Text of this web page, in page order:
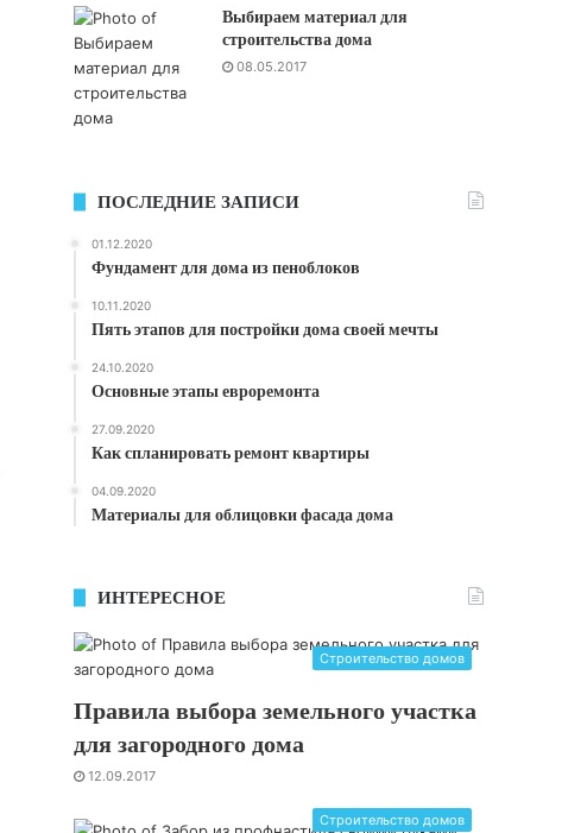
Выбираем материал для
строительства дома
08.05.2017
ПОСЛЕДНИЕ ЗАПИСИ
01.12.2020
Фундамент для дома из пеноблоков
10.11.2020
Пять этапов для постройки дома своей мечты
24.10.2020
Основные этапы евроремонта
27.09.2020
Как спланировать ремонт квартиры
04.09.2020
Материалы для облицовки фасада дома
ИНТЕРЕСНОЕ
Строительство домов
Правила выбора земельного участка
для загородного дома
12.09.2017
Строительство домов